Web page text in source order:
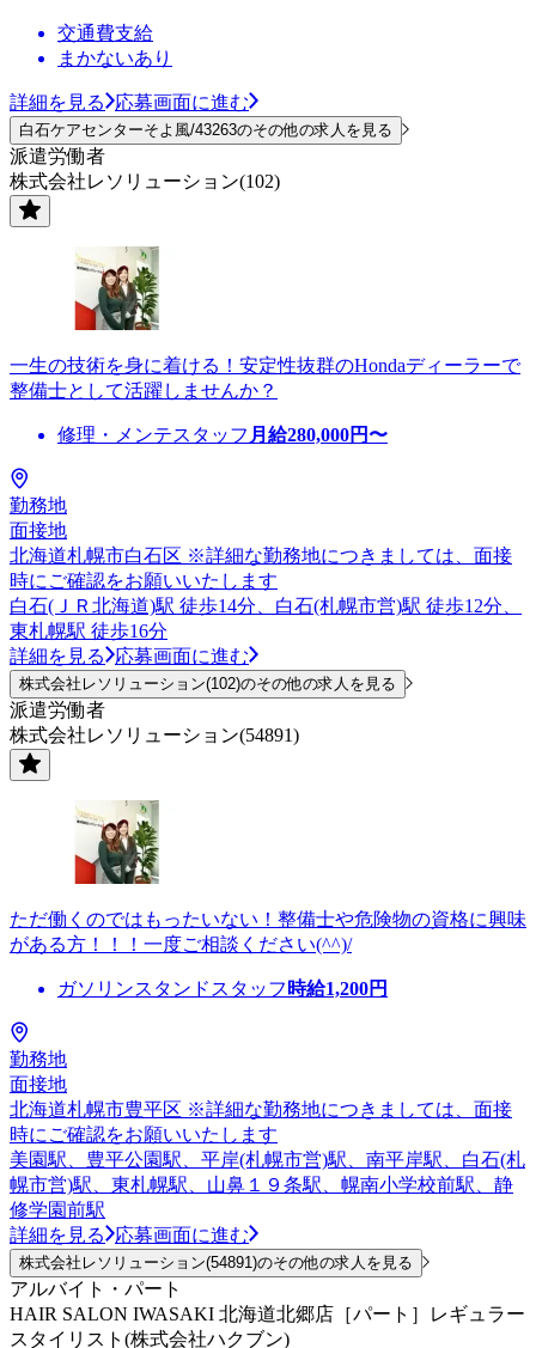
交通費支給
まかないあり
詳細を見る 応募画面に進む
白石ケアセンターそよ風/43263のその他の求人を見る
派遣労働者
株式会社レソリューション(102)
一生の技術を身に着ける！安定性抜群のHondaディーラーで
整備士として活躍しませんか？
修理・メンテスタッフ 月給280,000円〜
勤務地
面接地
北海道札幌市白石区 ※詳細な勤務地につきましては、面接
時にご確認をお願いいたします
白石(ＪＲ北海道)駅 徒歩14分、白石(札幌市営)駅 徒歩12分、
東札幌駅 徒歩16分
詳細を見る
応募画面に進む
株式会社レソリューション(102)のその他の求人を見る
派遣労働者
株式会社レソリューション(54891)
ただ働くのではもったいない！整備士や危険物の資格に興味
がある方！！！一度ご相談ください(^^)/
ガソリンスタンドスタッフ 時給1,200円
勤務地
面接地
北海道札幌市豊平区 ※詳細な勤務地につきましては、面接
時にご確認をお願いいたします
美園駅、豊平公園駅、平岸(札幌市営)駅、南平岸駅、白石(札
幌市営)駅、東札幌駅、山鼻１９条駅、幌南小学校前駅、静
修学園前駅
詳細を見る
応募画面に進む
株式会社レソリューション(54891)のその他の求人を見る
アルバイト・パート
HAIR SALON IWASAKI 北海道北郷店［パート］レギュラー
スタイリスト(株式会社ハクブン)